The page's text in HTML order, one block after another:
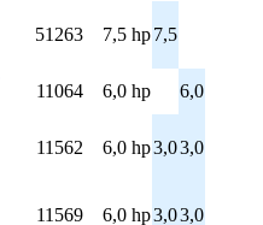
51263 7,5 hp7,5
11064 6,0 hp
6,0
11562 6,0 hp3,03,0
11569 6,0 hp3,03,0